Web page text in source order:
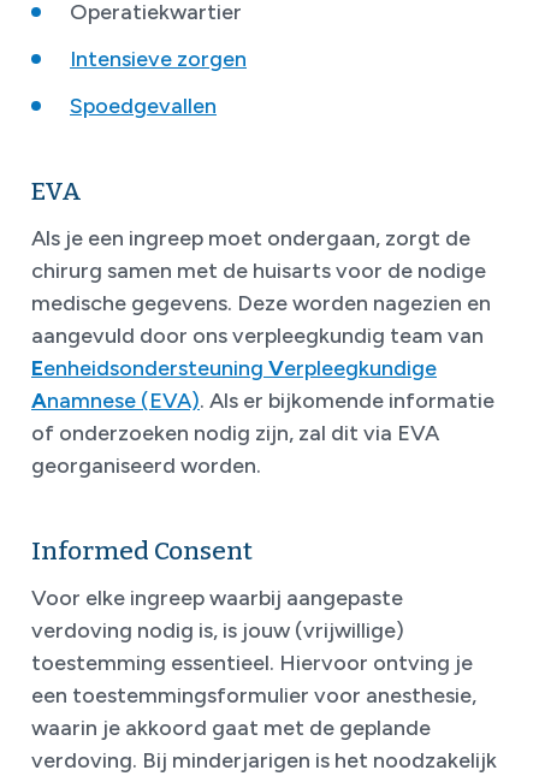
Operatiekwartier
Intensieve zorgen
Spoedgevallen
EVA
Als je een ingreep moet ondergaan, zorgt de
chirurg samen met de huisarts voor de nodige
medische gegevens. Deze worden nagezien en
aangevuld door ons verpleegkundig team van
Eenheidsondersteuning Verpleegkundige
Anamnese (EVA). Als er bijkomende informatie
of onderzoeken nodig zijn, zal dit via EVA
georganiseerd worden.
Informed Consent
Voor elke ingreep waarbij aangepaste
verdoving nodig is, is jouw (vrijwillige)
toestemming essentieel. Hiervoor ontving je
een toestemmingsformulier voor anesthesie,
waarin je akkoord gaat met de geplande
verdoving. Bij minderjarigen is het noodzakelijk